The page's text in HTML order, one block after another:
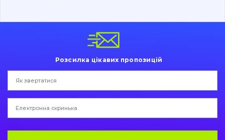
Трансмісія
Рама і кузов
Розсилка цікавих пропозицій